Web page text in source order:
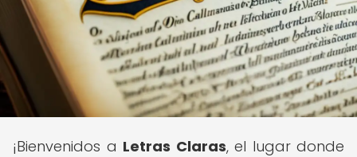
¡Bienvenidos a Letras Claras, el lugar donde